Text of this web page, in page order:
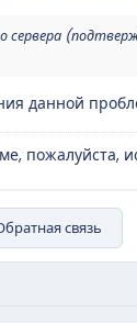
сервера
данной
пожалуйста,
связь